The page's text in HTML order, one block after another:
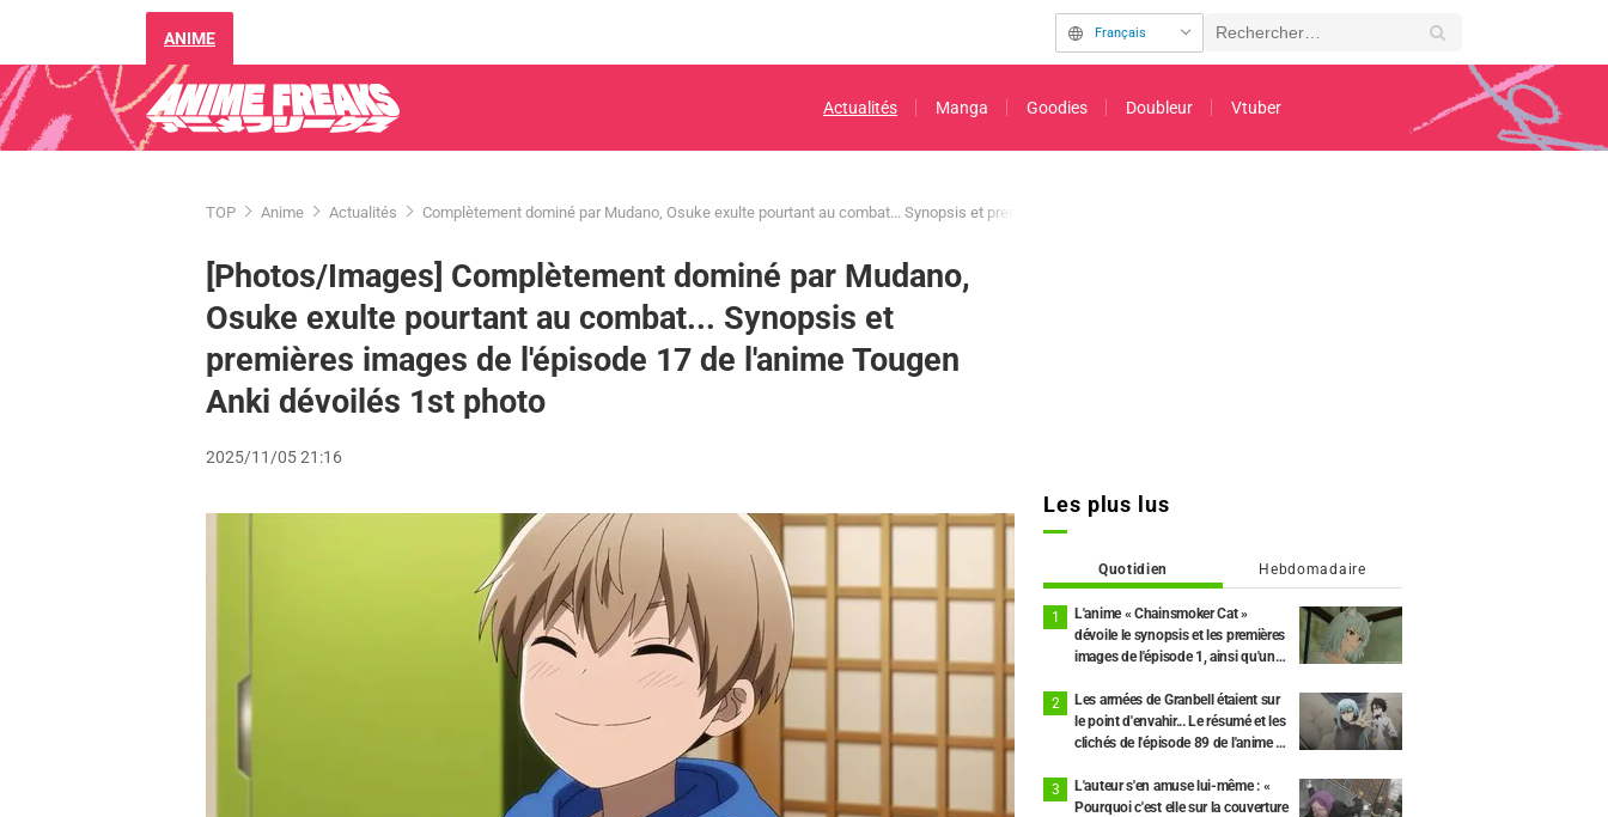
ANIME Français
Actualités Manga Goodies Doubleur Vtuber
TOP Anime Actualités Complètement dominé par Mudano, Osuke exulte pourtant au combat... Synopsis et premières images de l'épisode 17 de l'anime Tougen Anki dévoilés
[Photos/Images] Complètement dominé par Mudano,
Osuke exulte pourtant au combat... Synopsis et
premières images de l'épisode 17 de l'anime Tougen
Anki dévoilés 1st photo
2025/11/05 21:16
Les plus lus
Quotidien Hebdomadaire
L'anime « Chainsmoker Cat »
dévoile le synopsis et les premières
images de l'épisode 1, ainsi qu'une
propriétaire)
Les armées de Granbell étaient sur
le point d'envahir... Le résumé et les
clichés de l'épisode 89 de l'anime «
Slime Saison 4 » dévoilés
L'auteur s'en amuse lui-même : «
Pourquoi c'est elle sur la couverture